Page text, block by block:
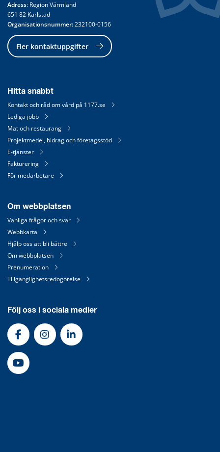
Adress: Region Värmland
651 82 Karlstad
Organisationsnummer: 232100-0156
Fler kontaktuppgifter
Hitta snabbt
Kontakt och råd om vård på 1177.se
Lediga jobb
Mat och restaurang
Projektmedel, bidrag och företagsstöd
E-tjänster
Fakturering
För medarbetare
Om webbplatsen
Vanliga frågor och svar
Webbkarta
Hjälp oss att bli bättre
Om webbplatsen
Prenumeration
Tillgänglighetsredogörelse
Följ oss i sociala medier